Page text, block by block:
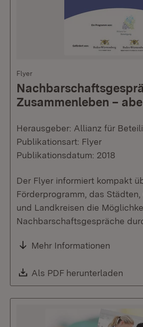
Flyer
Zusammenleben –
Herausgeber: Allianz für
Publikationsart: Flyer
Publikationsdatum: 2018
Der Flyer informiert kompakt
Förderprogramm, das Städten,
und Landkreisen die
Nachbarschaftsgespräche
Mehr Informationen
Download:
Als PDF herunterladen